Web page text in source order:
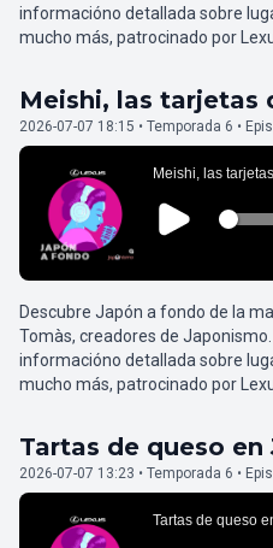
informacióno detallada sobre
mucho más, patrocinado por
Meishi, las tarjetas
2026-07-07 18:15 • Temporada 6 •
Descubre Japón a fondo de la
Tomàs, creadores de
informacióno detallada sobre
mucho más, patrocinado por
Tartas de queso en
2026-07-07 13:23 • Temporada 6 •